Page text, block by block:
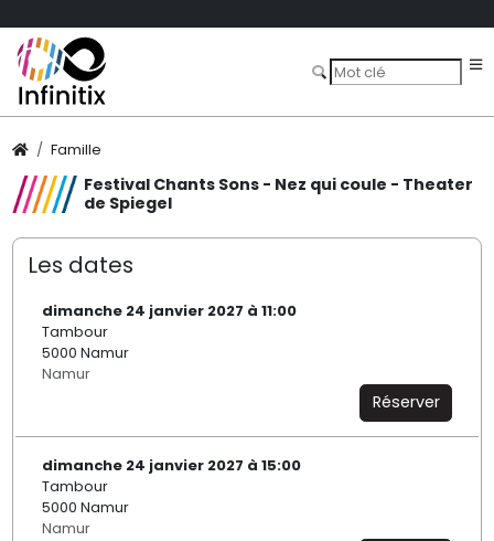
Famille
Festival Chants Sons - Nez qui coule - Theater
de Spiegel
Les dates
dimanche 24 janvier 2027 à 11:00
Tambour
5000 Namur
Namur
Réserver
dimanche 24 janvier 2027 à 15:00
Tambour
5000 Namur
Namur